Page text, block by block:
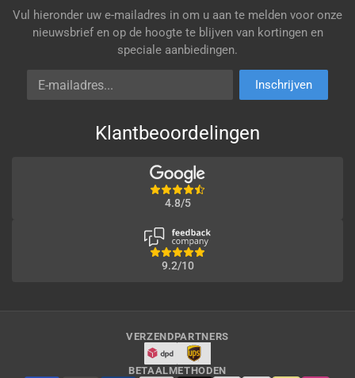
Vul hieronder uw e-mailadres in om u aan te melden voor onze
nieuwsbrief en op de hoogte te blijven van kortingen en
speciale aanbiedingen.
E-mailadres
Inschrijven
Klantbeoordelingen
4.8/5
9.2/10
VERZENDPARTNERS
BETAALMETHODEN